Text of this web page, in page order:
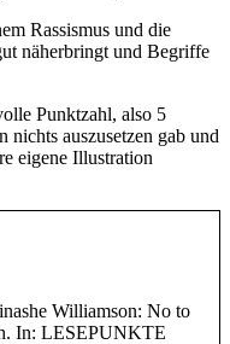
Rassismus und die
näherbringt und Begriffe
Punktzahl, also 5
auszusetzen gab und
eigene Illustration
Williamson: No to
In: LESEPUNKTE